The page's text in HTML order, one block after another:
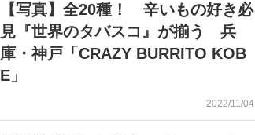
【写真】全20種！ 辛いもの好き必
見『世界のタバスコ』が揃う 兵
庫・神戸「CRAZY BURRITO KOB
E」
2022/11/04